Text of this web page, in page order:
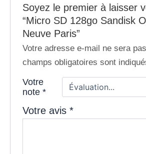
Soyez le premier à laisser
“Micro SD 128go Sandisk
Neuve Paris”
Votre adresse e-mail ne sera
champs obligatoires sont
Votre
note*
Votre avis*